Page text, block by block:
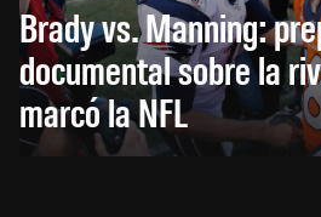
Brady vs. Manning:
documental sobre la
marcó la NFL